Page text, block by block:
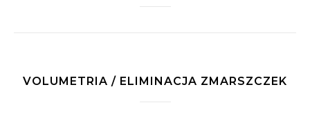
VOLUMETRIA / ELIMINACJA ZMARSZCZEK